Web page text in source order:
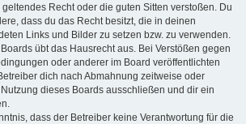
Recht oder die guten Sitten verstoßen. Du
dass du das Recht besitzt, die in deinen
Links und Bilder zu setzen bzw. zu verwenden.
übt das Hausrecht aus. Bei Verstößen gegen
oder anderer im Board veröffentlichten
dich nach Abmahnung zeitweise oder
dieses Boards ausschließen und dir ein
dass der Betreiber keine Verantwortung für die